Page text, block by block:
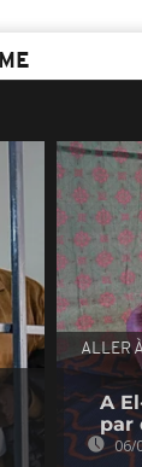
ALLER
A
par
06/